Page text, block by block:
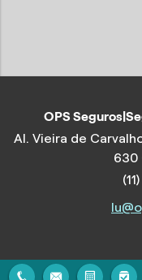
OPS
Al. Vieira de
630